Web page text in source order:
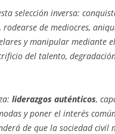
selección inversa:
de mediocres,
y manipular mediante
del talento,
liderazgos auténticos,
y poner el interés
de que la sociedad civil